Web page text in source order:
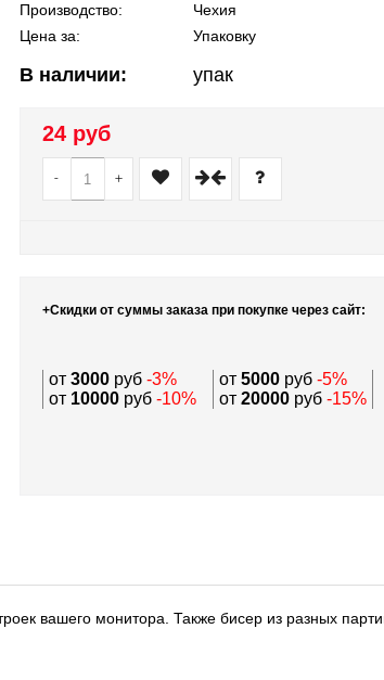
Производство:
Чехия
Цена за:
Упаковку
В наличии: упак
24 руб
- +
+Скидки от суммы заказа при покупке через сайт:
от3000руб -3% от 5000руб-5%
от 10000руб -10% от 20000руб -15%
вашего монитора. Также бисер из разных